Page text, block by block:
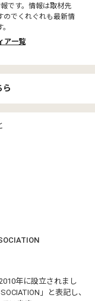
です。情報は取材先
のでくれぐれも最新情
ア一覧
ら
年に設立されまし
」と表記し、